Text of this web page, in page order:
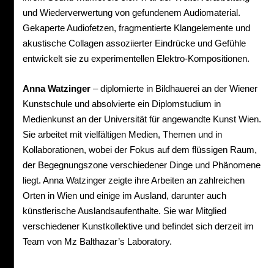
und Wiederverwertung von gefundenem Audiomaterial.
Gekaperte Audiofetzen, fragmentierte Klangelemente und
akustische Collagen assoziierter Eindrücke und Gefühle
entwickelt sie zu experimentellen Elektro-Kompositionen.
Anna Watzinger – diplomierte in Bildhauerei an der Wiener
Kunstschule und absolvierte ein Diplomstudium in
Medienkunst an der Universität für angewandte Kunst Wien.
Sie arbeitet mit vielfältigen Medien, Themen und in
Kollaborationen, wobei der Fokus auf dem flüssigen Raum,
der Begegnungszone verschiedener Dinge und Phänomene
liegt. Anna Watzinger zeigte ihre Arbeiten an zahlreichen
Orten in Wien und einige im Ausland, darunter auch
künstlerische Auslandsaufenthalte. Sie war Mitglied
verschiedener Kunstkollektive und befindet sich derzeit im
Team von Mz Balthazar’s Laboratory.